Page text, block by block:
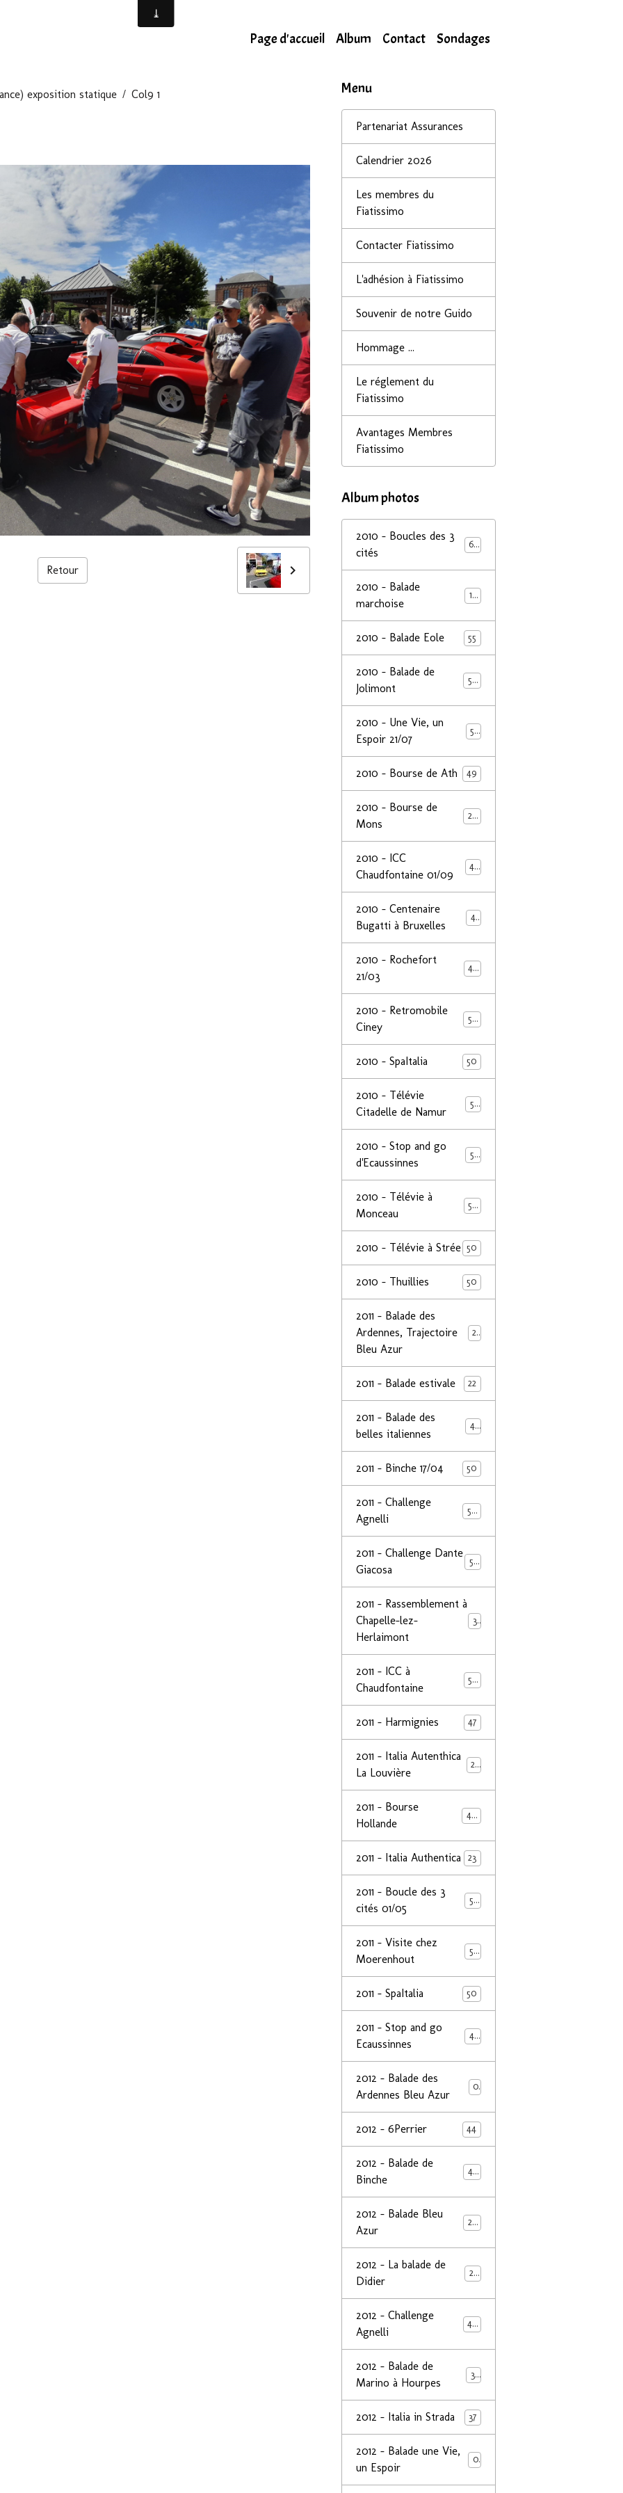
Page d'accueil Album Contact Sondages
exposition statique Col9 1
Retour
Menu
Partenariat Assurances
Calendrier 2026
Les membres du
Fiatissimo
Contacter Fiatissimo
L'adhésion à Fiatissimo
Souvenir de notre Guido
Hommage ...
Le réglement du
Fiatissimo
Avantages Membres
Fiatissimo
Album photos
2010 - Boucles des 3
cités
68
2010 - Balade
marchoise
14
2010 - Balade Eole 55
2010 - Balade de
Jolimont
50
2010 - Une Vie, un
Espoir 21/07
53
2010 - Bourse de Ath 49
2010 - Bourse de
Mons
29
2010 - ICC
Chaudfontaine 01/09
44
2010 - Centenaire
Bugatti à Bruxelles
44
2010 - Rochefort
21/03
47
2010 - Retromobile
Ciney
50
2010 - SpaItalia 50
2010 - Télévie
Citadelle de Namur
50
2010 - Stop and go
d'Ecaussinnes
50
2010 - Télévie à
Monceau
50
2010 - Télévie à Strée 50
2010 - Thuillies 50
2011 - Balade des
Ardennes, Trajectoire
Bleu Azur
24
2011 - Balade estivale 22
2011 - Balade des
belles italiennes
49
2011 - Binche 17/04 50
2011 - Challenge
Agnelli
50
2011 - Challenge Dante
Giacosa
50
2011 - Rassemblement à
Chapelle-lez-
Herlaimont
32
2011 - ICC à
Chaudfontaine
50
2011 - Harmignies 47
2011 - Italia Autenthica
La Louvière
23
2011 - Bourse
Hollande
40
2011 - Italia Authentica 23
2011 - Boucle des 3
cités 01/05
50
2011 - Visite chez
Moerenhout
50
2011 - SpaItalia 50
2011 - Stop and go
Ecaussinnes
44
2012 - Balade des
Ardennes Bleu Azur
0
2012 - 6Perrier 44
2012 - Balade de
Binche
48
2012 - Balade Bleu
Azur
26
2012 - La balade de
Didier
25
2012 - Challenge
Agnelli
44
2012 - Balade de
Marino à Hourpes
39
2012 - Italia in Strada 37
2012 - Balade une Vie,
un Espoir
0